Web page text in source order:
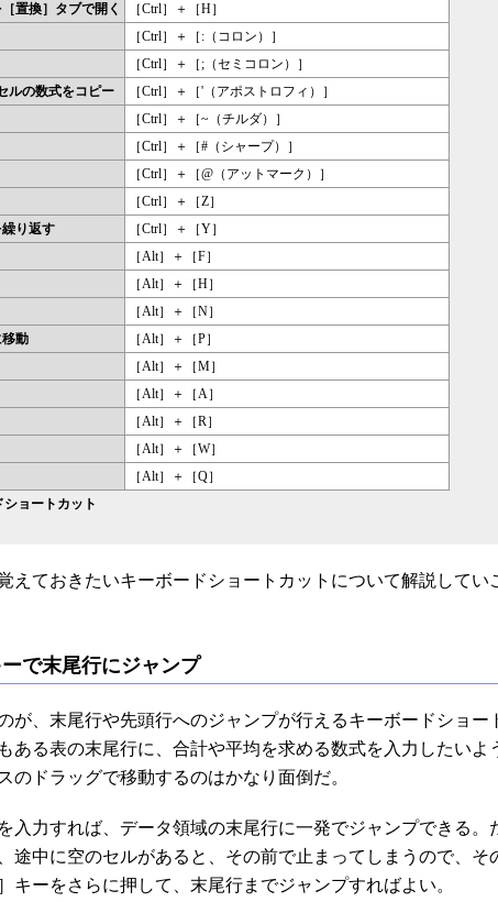
置換］タブで開く
［Ctrl］＋［H］
［Ctrl］＋［:（コロン）］
［Ctrl］＋［;（セミコロン）］
ルの数式をコピー
［Ctrl］＋［'（アポストロフィ）］
［Ctrl］＋［~（チルダ）］
［Ctrl］＋［#（シャープ）］
［Ctrl］＋［@（アットマーク）］
［Ctrl］＋［Z］
り返す
［Ctrl］＋［Y］
［Alt］＋［F］
［Alt］＋［H］
［Alt］＋［N］
移動
［Alt］＋［P］
［Alt］＋［M］
［Alt］＋［A］
［Alt］＋［R］
［Alt］＋［W］
［Alt］＋［Q］
ョートカット
ておきたいキーボードショートカットについて解説してい
で末尾行にジャンプ
、末尾行や先頭行へのジャンプが行えるキーボードショー
ある表の末尾行に、合計や平均を求める数式を入力したいよ
のドラッグで移動するのはかなり面倒だ。
入力すれば、データ領域の末尾行に一発でジャンプできる。
途中に空のセルがあると、その前で止まってしまうので、そ
キーをさらに押して、末尾行までジャンプすればよい。